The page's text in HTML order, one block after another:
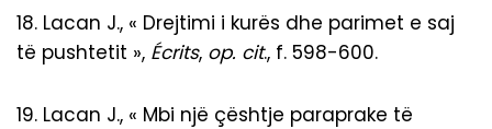
18. Lacan J., « Drejtimi i kurës dhe parimet e saj
të pushtetit », Écrits, op. cit., f. 598-600.
19. Lacan J., « Mbi një çështje paraprake të